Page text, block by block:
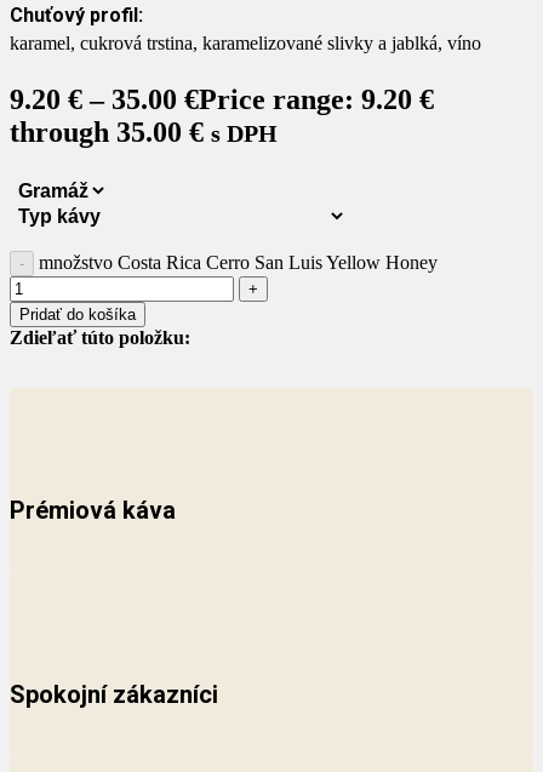
Chuťový profil:
karamel, cukrová trstina, karamelizované slivky a jablká, víno
9.20 € – 35.00 €Price range: 9.20 €
through 35.00 € s DPH
množstvo Costa Rica Cerro San Luis Yellow Honey
Pridať do košíka
Zdieľať túto položku:
Prémiová káva
Spokojní zákazníci